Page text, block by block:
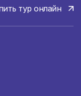
тур онлайн